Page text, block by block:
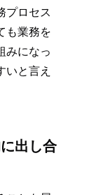
プロセス
も業務を
みになっ
いと言え
出し合